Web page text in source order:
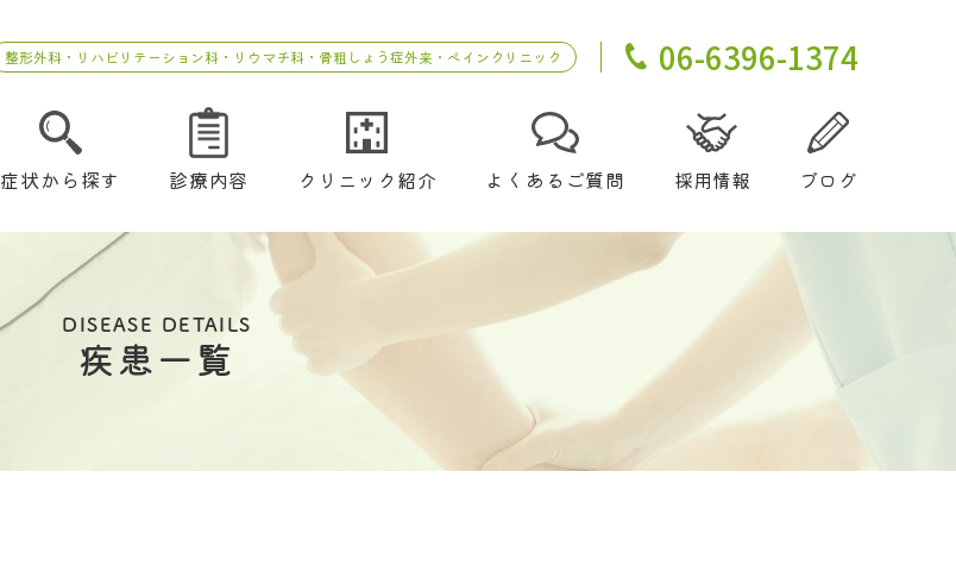
整形外科・リハビリテーション科・リウマチ科・骨粗しょう症外来・ペインクリニック 06-6396-1374
症状から探す 診療内容 クリニック紹介 よくあるご質問 採用情報 ブログ
DISEASE DETAILS
疾患一覧